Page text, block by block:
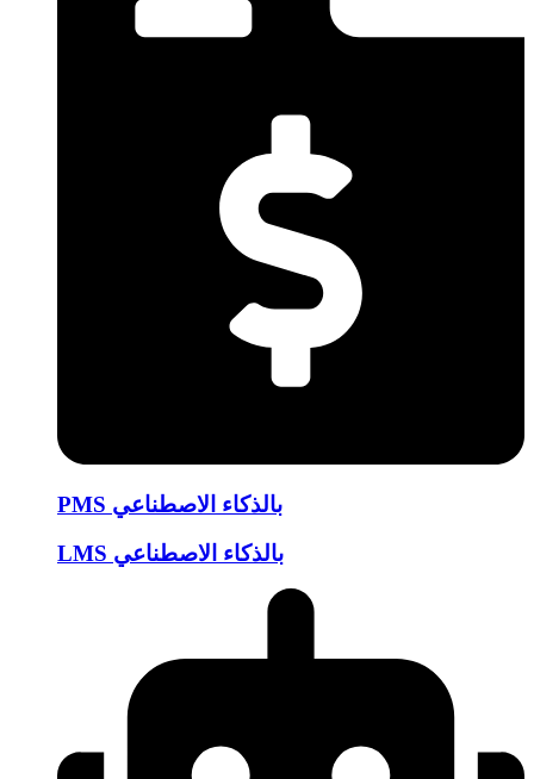
PMS بالذكاء الاصطناعي
LMS بالذكاء الاصطناعي